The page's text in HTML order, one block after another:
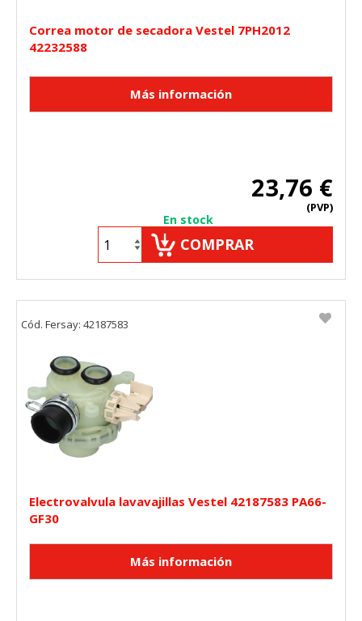
Correa motor de secadora Vestel 7PH2012
42232588
23,76 €
(PVP)
En stock
COMPRAR
Electrovalvula lavavajillas Vestel 42187583 PA66-
GF30
Cód. Fersay: 42187583